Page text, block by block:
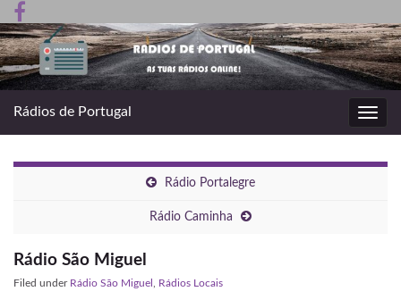
Rádios de Portugal
Rádio Portalegre
Rádio Caminha
Rádio São Miguel
Filed under Rádio São Miguel Rádios Locais